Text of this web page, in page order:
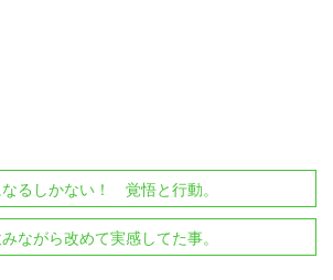
るしかない！ 覚悟と行動。
ながら改めて実感してた事。